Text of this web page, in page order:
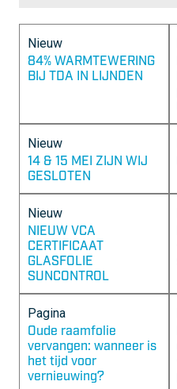
Werken bij
Nieuws
Shop
Inloggen
Nieuw
84% WARMTEWERING
BIJ TDA IN LIJNDEN
Nieuw
14 & 15 MEI ZIJN WIJ
GESLOTEN
Nieuw
NIEUW VCA
CERTIFICAAT
GLASFOLIE
SUNCONTROL
Pagina
Oude raamfolie
vervangen: wanneer is
het tijd voor
vernieuwing?